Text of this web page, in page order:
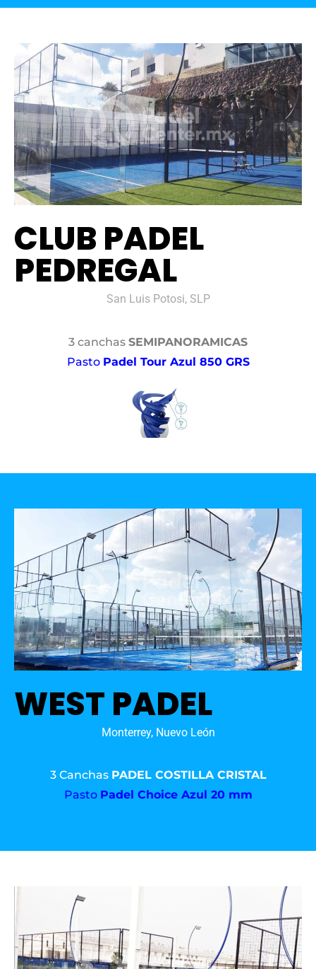
CLUB PADEL
PEDREGAL
San Luis Potosi, SLP
3 canchas SEMIPANORAMICAS
Pasto Padel Tour Azul 850 GRS
WEST PADEL
Monterrey, Nuevo León
3 Canchas PADEL COSTILLA CRISTAL
Pasto Padel Choice Azul 20 mm